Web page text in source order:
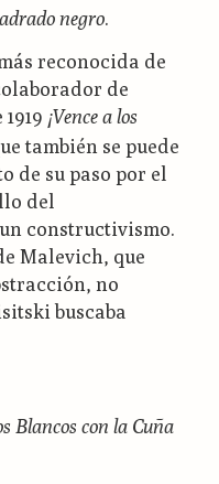
negro.
reconocida de
de
¡Vence a los
también se puede
de su paso por el
del
constructivismo.
Malevich, que
no
buscaba
Blancos con la Cuña